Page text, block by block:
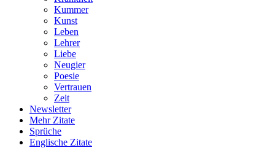
Kummer
Kunst
Leben
Lehrer
Liebe
Neugier
Poesie
Vertrauen
Zeit
Newsletter
Mehr Zitate
Sprüche
Englische Zitate